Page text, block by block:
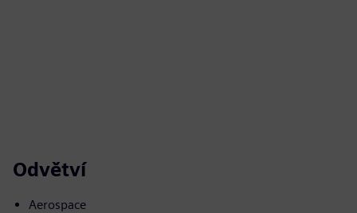
Odvětví
Aerospace